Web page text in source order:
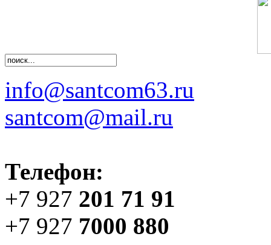
info@santcom63.ru
santcom@mail.ru
Телефон:
+7 927 201 71 91
+7 927 7000 880